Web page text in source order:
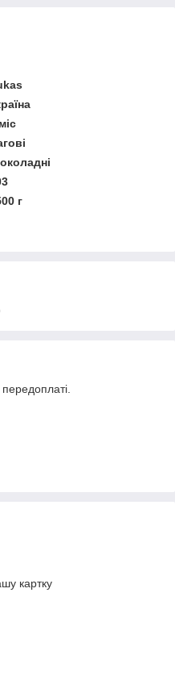
г
картку